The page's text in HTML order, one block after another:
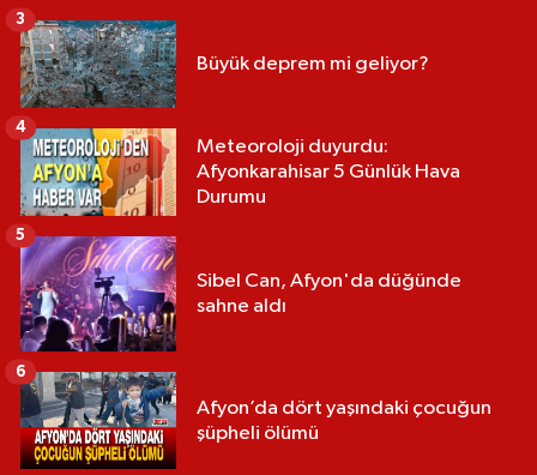
Büyük deprem mi geliyor?
3
Meteoroloji duyurdu:
Afyonkarahisar 5 Günlük Hava
Durumu
4
Sibel Can, Afyon'da düğünde
sahne aldı
5
Afyon’da dört yaşındaki çocuğun
şüpheli ölümü
6